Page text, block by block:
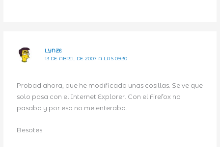
LYNZE
13 DE ABRIL DE 2007 A LAS 09:30
Probad ahora, que he modificado unas cosillas. Se ve que
solo pasa con el Internet Explorer. Con el Firefox no
pasaba y por eso no me enteraba.
Besotes.